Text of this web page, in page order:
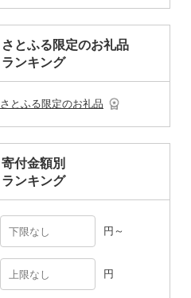
その他のゴルフプレー
券
その他体験・チケット
弁当箱
その他食器
土鍋
その他キッチン用品
その他日用品
ご当地キャラクター
ベビー用品
ペット用品
その他雑貨
真珠・パール
その他アクセサリー
ショール・ストール
ネクタイ・ベルト
マフラー・手袋
村上木彫堆朱
その他陶器・漆器
美濃和紙
民芸品
さとふる限定のお礼品
ランキング
さとふる限定のお礼品
寄付金額別
ランキング
円～
円